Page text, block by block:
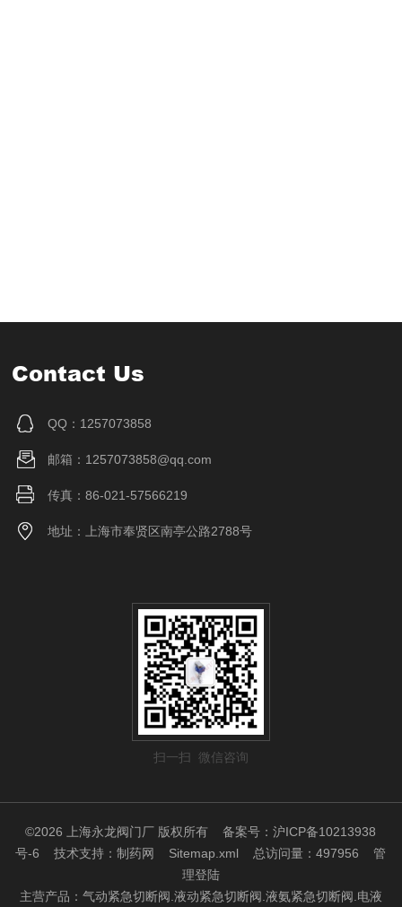
Contact Us
QQ：1257073858
邮箱：1257073858@qq.com
传真：86-021-57566219
地址：上海市奉贤区南亭公路2788号
扫一扫 微信咨询
©2026 上海永龙阀门厂 版权所有备案号：沪ICP备10213938
号-6 技术支持：制药网 Sitemap.xml 总访问量：497956管
理登陆
主营产品：气动紧急切断阀.液动紧急切断阀.液氨紧急切断阀.电液